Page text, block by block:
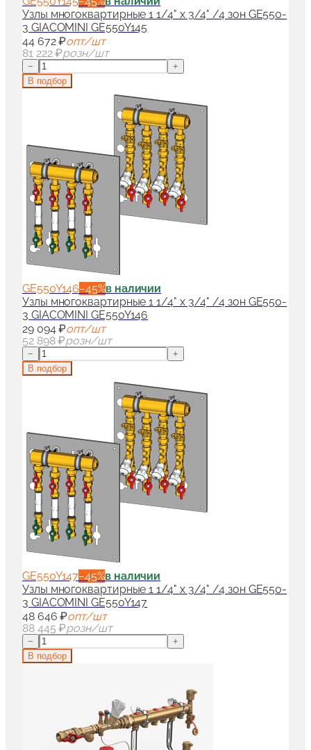
Узлы многоквартирные 1 1/4" x 3/4" /4 зон GE550-
3 GIACOMINI GE550Y145
44 672 ₽опт/шт
81 222 ₽розн/шт
−
+
В подбор
GE550Y146−45%в наличии
Узлы многоквартирные 1 1/4" x 3/4" /4 зон GE550-
3 GIACOMINI GE550Y146
29 094 ₽опт/шт
52 898 ₽розн/шт
−
+
В подбор
GE550Y147−45%в наличии
Узлы многоквартирные 1 1/4" x 3/4" /4 зон GE550-
3 GIACOMINI GE550Y147
48 646 ₽опт/шт
88 445 ₽розн/шт
−
+
В подбор